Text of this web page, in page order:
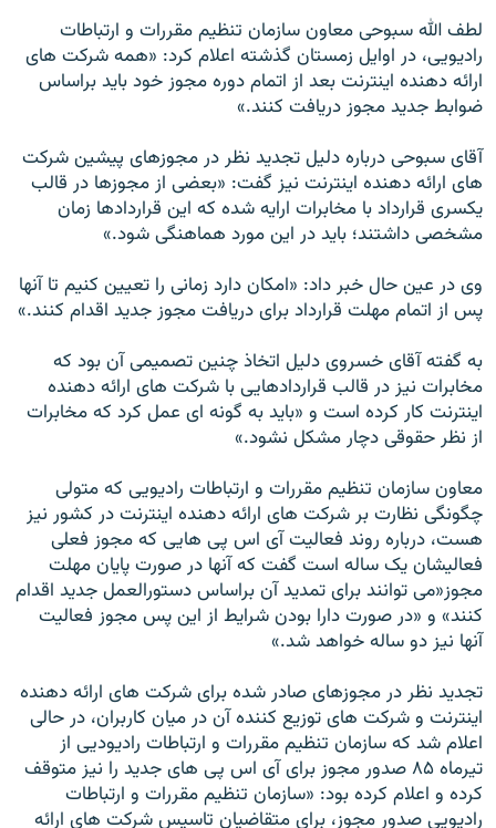
لطف الله سبوحی معاون سازمان تنظيم مقررات و ارتباطات
راديويی، در اوايل زمستان گذشته اعلام کرد: «همه شرکت های
ارائه دهنده اينترنت بعد از اتمام دوره مجوز خود بايد براساس
ضوابط جديد مجوز دريافت کنند.»
آقای سبوحی درباره دليل تجديد نظر در مجوزهای پيشين شرکت
های ارائه دهنده اينترنت نيز گفت: «بعضی از مجوزها در قالب
يکسری قرارداد با مخابرات ارايه شده که اين قراردادها زمان
مشخصی داشتند؛ بايد در اين مورد هماهنگی شود.»
وی در عين حال خبر داد: «امکان دارد زمانی را تعيين کنيم تا آنها
پس از اتمام مهلت قرارداد برای دريافت مجوز جديد اقدام کنند.»
به گفته آقای خسروی دليل اتخاذ چنين تصميمی آن بود که
مخابرات نيز در قالب قراردادهايی با شرکت های ارائه دهنده
اينترنت کار کرده است و «بايد به گونه ای عمل کرد که مخابرات
از نظر حقوقی دچار مشکل نشود.»
معاون سازمان تنظيم مقررات و ارتباطات راديويی که متولی
چگونگی نظارت بر شرکت های ارائه دهنده اينترنت در کشور نيز
هست، درباره روند فعاليت آی اس پی هايی که مجوز فعلی
فعاليشان يک ساله است گفت که آنها در صورت پايان مهلت
مجوز«می توانند برای تمديد آن براساس دستورالعمل جديد اقدام
کنند» و «در صورت دارا بودن شرايط از اين پس مجوز فعاليت
آنها نيز دو ساله خواهد شد.»
تجديد نظر در مجوزهای صادر شده برای شرکت های ارائه دهنده
اينترنت و شرکت های توزيع کننده آن در ميان کاربران، در حالی
اعلام شد که سازمان تنظيم مقررات و ارتباطات راديوديی از
تيرماه ۸۵ صدور مجوز برای آی اس پی های جديد را نيز متوقف
کرده و اعلام کرده بود: «سازمان تنظيم مقررات و ارتباطات
راديويی صدور مجوز، برای متقاضيان تاسيس شرکت های ارائه